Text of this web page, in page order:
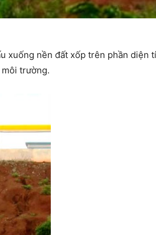
xuống nền đất xốp trên phần diện
trường.